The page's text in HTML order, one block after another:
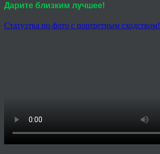
Дарите близким лучшее!
Статуэтка по фото с портретным сходством!